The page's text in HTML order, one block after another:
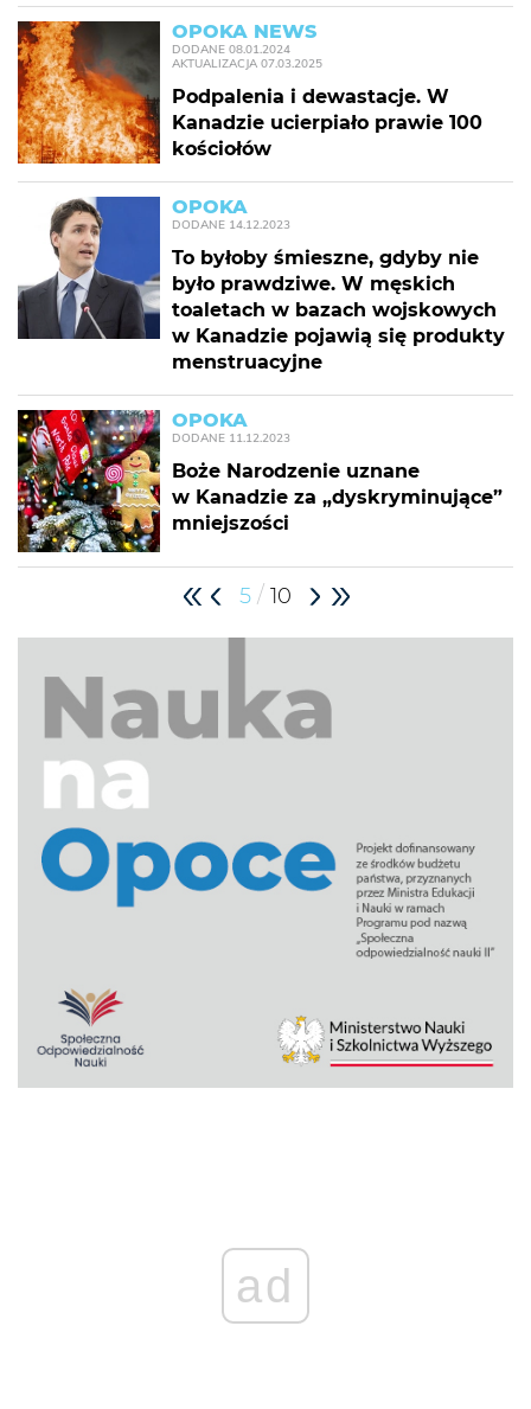
OPOKA NEWS
DODANE 08.01.2024
AKTUALIZACJA 07.03.2025
Podpalenia i dewastacje. W
Kanadzie ucierpiało prawie 100
kościołów
OPOKA
DODANE 14.12.2023
To byłoby śmieszne, gdyby nie
było prawdziwe. W męskich
toaletach w bazach wojskowych
w Kanadzie pojawią się produkty
menstruacyjne
OPOKA
DODANE 11.12.2023
Boże Narodzenie uznane
w Kanadzie za „dyskryminujące”
mniejszości
5 / 10
ad